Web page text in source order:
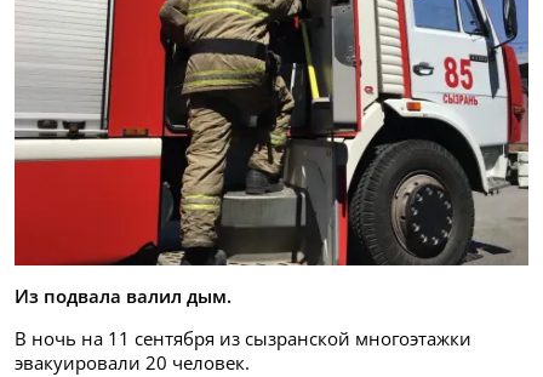
Из подвала валил дым.
В ночь на 11 сентября из сызранской многоэтажки
эвакуировали 20 человек.